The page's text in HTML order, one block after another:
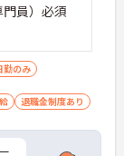
員）必須
勤のみ
退職金制度あり